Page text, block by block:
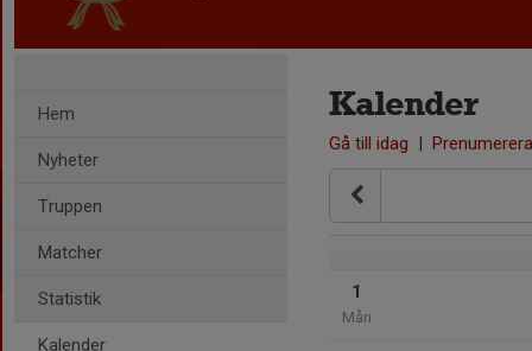
Hem
Nyheter
Truppen
Matcher
Statistik
Kalender
Kalender
Gå till idag | Prenumerera
1
Mån